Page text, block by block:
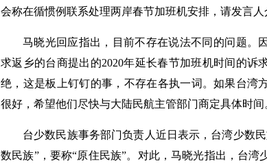
会称在循惯例联系处理两岸春节加班机安排，请发言人
马晓光回应指出，目前不存在说法不同的问题。
求返乡的台商提出的2020年延长春节加班机时间的诉
绝，这是板上钉钉的事，不存在各执一词。如果台湾
很好，希望他们尽快与大陆民航主管部门商定具体时间
台少数民族事务部门负责人近日表示，台湾少数
数民族”，要称“原住民族”。对此，马晓光指出，台湾